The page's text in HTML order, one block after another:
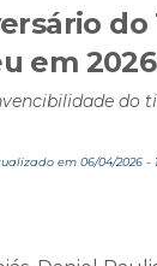
em 2026
do
em 06/04/2026 -